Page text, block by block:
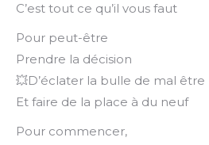
C’est tout ce qu’il vous faut
Pour peut-être
Prendre la décision
💥D’éclater la bulle de mal être
Et faire de la place à du neuf
Pour commencer,